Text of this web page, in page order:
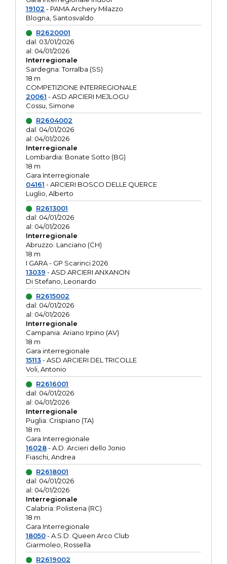
19102 - PAMA Archery Milazzo
Blogna, Santosvaldo
R2620001
dal: 03/01/2026
al: 04/01/2026
Interregionale
Sardegna: Torralba (SS)
18 m
COMPETIZIONE INTERREGIONALE
20061 - ASD ARCIERI MEJLOGU
Cossu, Simone
R2604002
dal: 04/01/2026
al: 04/01/2026
Interregionale
Lombardia: Bonate Sotto (BG)
18 m
Gara Interregionale
04161 - ARCIERI BOSCO DELLE QUERCE
Luglio, Alberto
R2613001
dal: 04/01/2026
al: 04/01/2026
Interregionale
Abruzzo: Lanciano (CH)
18 m
I GARA - GP Scarinci 2026
13039 - ASD ARCIERI ANXANON
Di Stefano, Leonardo
R2615002
dal: 04/01/2026
al: 04/01/2026
Interregionale
Campania: Ariano Irpino (AV)
18 m
Gara interregionale
15113- ASD ARCIERI DEL TRICOLLE
Voli, Antonio
R2616001
dal: 04/01/2026
al: 04/01/2026
Interregionale
Puglia: Crispiano (TA)
18 m
Gara Interregionale
16028- A.D. Arcieri dello Jonio
Fiaschi, Andrea
R2618001
dal: 04/01/2026
al: 04/01/2026
Interregionale
Calabria: Polistena (RC)
18 m
Gara Interregionale
18050- A.S.D. Queen Arco Club
Giarmoleo, Rossella
R2619002